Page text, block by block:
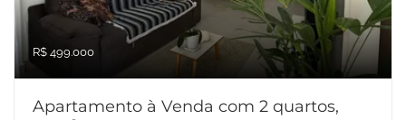
R$ 499.000
Apartamento à Venda com 2 quartos,